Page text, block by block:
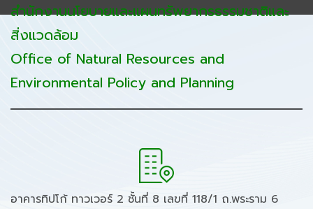
สำนักงานนโยบายและแผนทรัพยากรธรรมชาติและ
สิ่งแวดล้อม
Office of Natural Resources and
Environmental Policy and Planning
อาคารทิปโก้ ทาวเวอร์ 2 ชั้นที่ 8 เลขที่ 118/1 ถ.พระราม 6